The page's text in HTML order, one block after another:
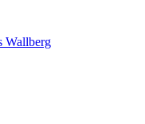
Wallberg